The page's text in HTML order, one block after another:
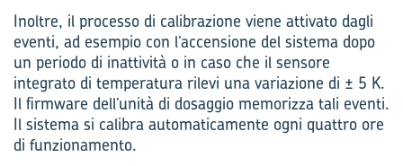
Inoltre, il processo di calibrazione viene attivato dagli
eventi, ad esempio con l’accensione del sistema dopo
un periodo di inattività o in caso che il sensore
integrato di temperatura rilevi una variazione di ± 5 K.
Il firmware dell’unità di dosaggio memorizza tali eventi.
Il sistema si calibra automaticamente ogni quattro ore
di funzionamento.